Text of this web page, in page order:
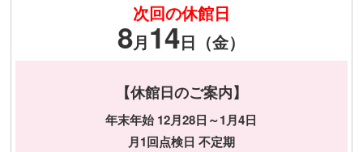
次回の休館日
8月14日（金）
【休館日のご案内】
年末年始 12月28日～1月4日
月1回点検日 不定期